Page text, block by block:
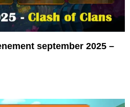
september 2025 –